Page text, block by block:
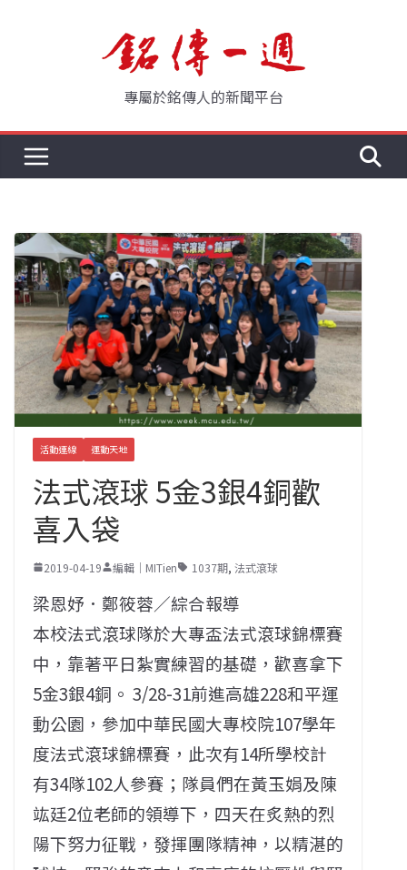
專屬於銘傳人的新聞平台
活動連線 運動天地
法式滾球 5金3銀4銅歡
喜入袋
2019-04-19 編輯｜MITien 1037期, 法式滾球
梁恩妤．鄭筱蓉／綜合報導
本校法式滾球隊於大專盃法式滾球錦標賽
中，靠著平日紮實練習的基礎，歡喜拿下
5金3銀4銅。 3/28-31前進高雄228和平運
動公園，參加中華民國大專校院107學年
度法式滾球錦標賽，此次有14所學校計
有34隊102人參賽；隊員們在黃玉娟及陳
竑廷2位老師的領導下，四天在炙熱的烈
陽下努力征戰，發揮團隊精神，以精湛的